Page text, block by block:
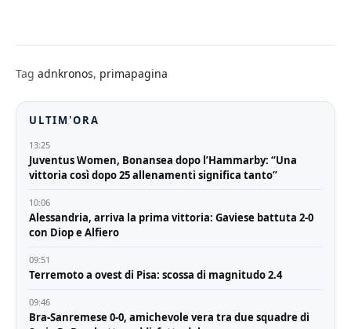
sembra un po' una
bestemmia''. Lo afferma il
ministro del…
Tag adnkronos, primapagina
ULTIM'ORA
13:25
Juventus Women, Bonansea dopo l’Hammarby: “Una
vittoria così dopo 25 allenamenti significa tanto”
10:06
Alessandria, arriva la prima vittoria: Gaviese battuta 2-0
con Diop e Alfiero
09:51
Terremoto a ovest di Pisa: scossa di magnitudo 2.4
09:46
Bra-Sanremese 0-0, amichevole vera tra due squadre di